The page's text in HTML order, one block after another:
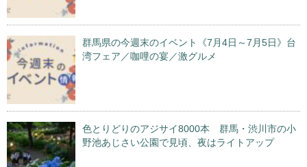
群馬県の今週末のイベント《7月4日～7月5日》台
湾フェア／咖哩の宴／激グルメ
色とりどりのアジサイ8000本 群馬・渋川市の小
野池あじさい公園で見頃、夜はライトアップ